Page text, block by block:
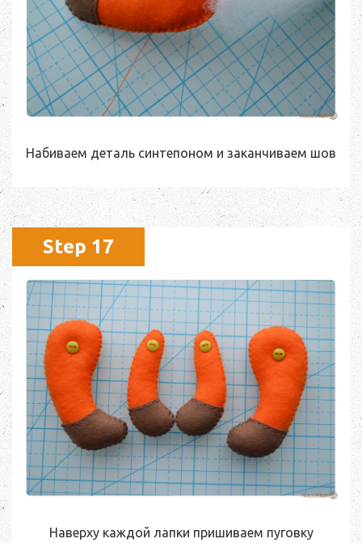
Набиваем деталь синтепоном и заканчиваем шов
Step 17
Наверху каждой лапки пришиваем пуговку